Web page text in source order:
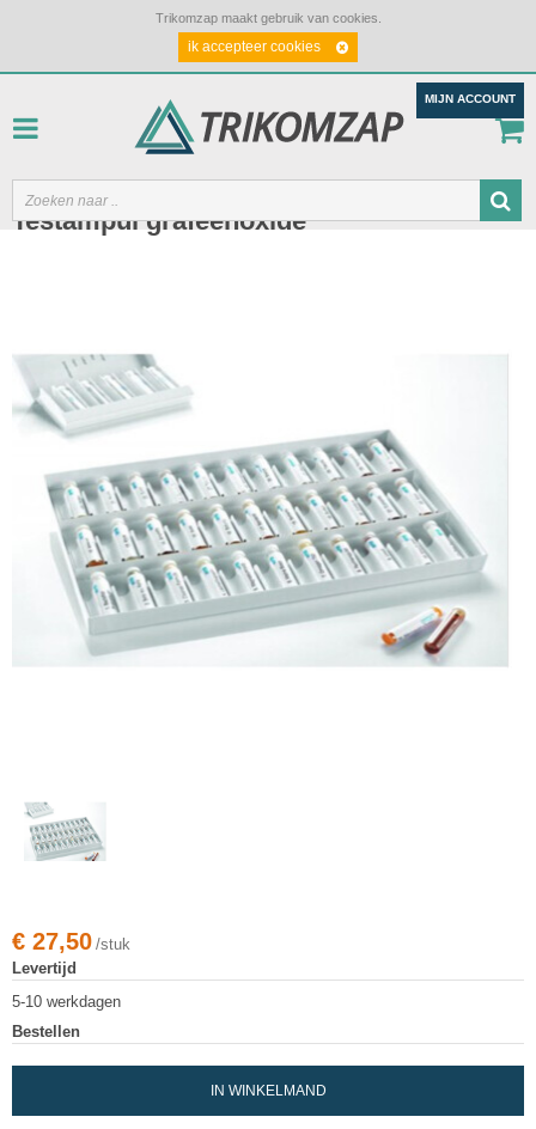
Trikomzap maakt gebruik van cookies.
ik accepteer cookies
MIJN ACCOUNT
Testampul grafeenoxide
€ 27,50 /stuk
Levertijd
5-10 werkdagen
Bestellen
IN WINKELMAND